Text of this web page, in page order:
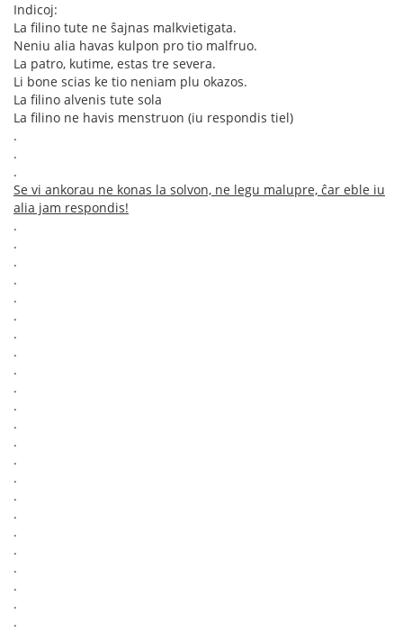
Indicoj:
La filino tute ne ŝajnas malkvietigata.
Neniu alia havas kulpon pro tio malfruo.
La patro, kutime, estas tre severa.
Li bone scias ke tio neniam plu okazos.
La filino alvenis tute sola
La filino ne havis menstruon (iu respondis tiel)
.
.
.
Se vi ankorau ne konas la solvon, ne legu malupre, ĉar eble iu
alia jam respondis!
.
.
.
.
.
.
.
.
.
.
.
.
.
.
.
.
.
.
.
.
.
.
.